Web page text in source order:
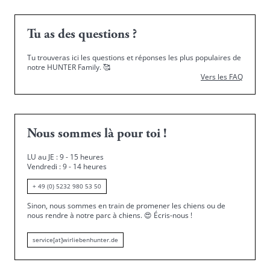
Tu as des questions ?
Tu trouveras ici les questions et réponses les plus populaires de
notre HUNTER Family.🥰
Vers les FAQ
Nous sommes là pour toi !
LU au JE : 9 - 15 heures
Vendredi : 9 - 14 heures
+ 49 (0) 5232 980 53 50
Sinon, nous sommes en train de promener les chiens ou de
nous rendre à notre parc à chiens. 😍 Écris-nous !
service[at]wirliebenhunter.de